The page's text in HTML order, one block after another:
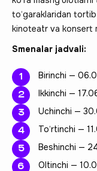
to‘garaklaridan
kinoteatr va konsert
Smenalar jadvali:
Birinchi —
Ikkinchi —
Uchinchi —
To‘rtinchi —
Beshinchi —
Oltinchi —